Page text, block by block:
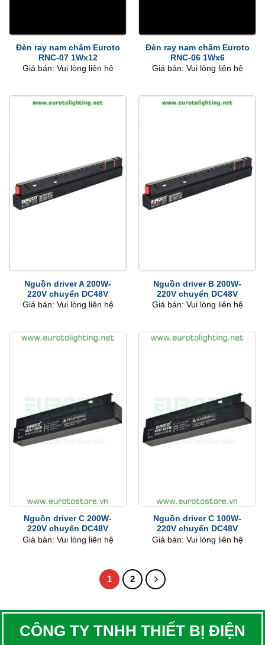
Đèn ray nam châm Euroto
RNC-07 1Wx12
Giá bán: Vui lòng liên hệ
Đèn ray nam châm Euroto
RNC-06 1Wx6
Giá bán: Vui lòng liên hệ
Nguồn driver A 200W-
220V chuyển DC48V
Giá bán: Vui lòng liên hệ
Nguồn driver B 200W-
220V chuyển DC48V
Giá bán: Vui lòng liên hệ
Nguồn driver C 200W-
220V chuyển DC48V
Giá bán: Vui lòng liên hệ
Nguồn driver C 100W-
220V chuyển DC48V
Giá bán: Vui lòng liên hệ
1 2
CÔNG TY TNHH THIẾT BỊ ĐIỆN